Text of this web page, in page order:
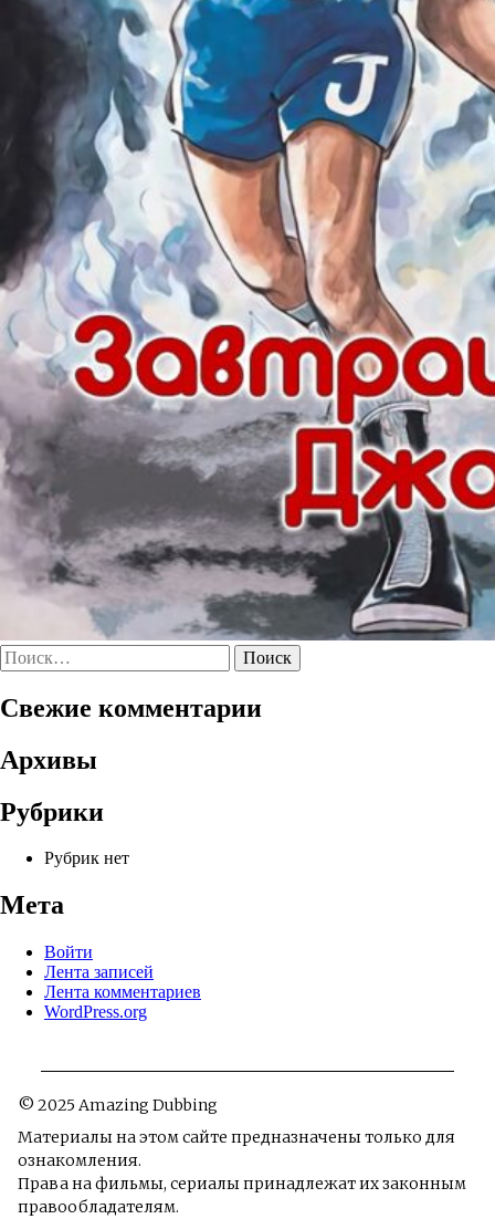
Найти:
Свежие комментарии
Архивы
Рубрики
Рубрик нет
Мета
Войти
Лента записей
Лента комментариев
WordPress.org
© 2025 Amazing Dubbing
Материалы на этом сайте предназначены только для
ознакомления.
Права на фильмы, сериалы принадлежат их законным
правообладателям.